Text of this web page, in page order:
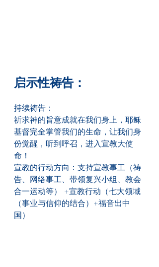
启示性祷告：
持续祷告：
祈求神的旨意成就在我们身上，耶稣
基督完全掌管我们的生命，让我们身
份觉醒，听到呼召，进入宣教大使
命！
宣教的行动方向：支持宣教事工（祷
告、网络事工、带领复兴小组、教会
合一运动等） +宣教行动（七大领域
（事业与信仰的结合）+福音出中
国）